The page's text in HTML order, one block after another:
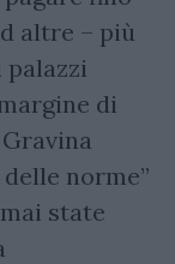
altre – più
palazzi
di
norme”
state